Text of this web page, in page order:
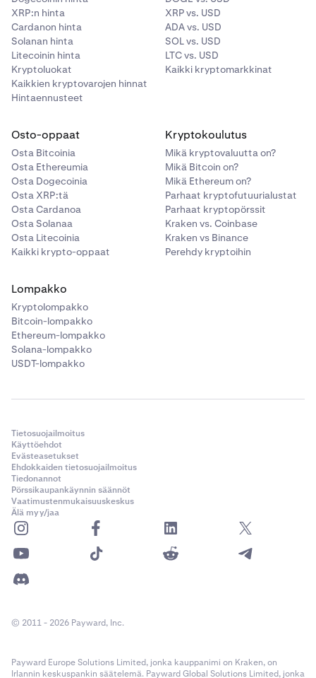
XRP:n hinta
Cardanon hinta
Solanan hinta
Litecoinin hinta
Kryptoluokat
Kaikkien kryptovarojen hinnat
Hintaennusteet
XRP vs. USD
ADA vs. USD
SOL vs. USD
LTC vs. USD
Kaikki kryptomarkkinat
Osto-oppaat
Osta Bitcoinia
Osta Ethereumia
Osta Dogecoinia
Osta XRP:tä
Osta Cardanoa
Osta Solanaa
Osta Litecoinia
Kaikki krypto-oppaat
Kryptokoulutus
Mikä kryptovaluutta on?
Mikä Bitcoin on?
Mikä Ethereum on?
Parhaat kryptofutuurialustat
Parhaat kryptopörssit
Kraken vs. Coinbase
Kraken vs Binance
Perehdy kryptoihin
Lompakko
Kryptolompakko
Bitcoin-lompakko
Ethereum-lompakko
Solana-lompakko
USDT-lompakko
Tietosuojailmoitus
Käyttöehdot
Evästeasetukset
Ehdokkaiden tietosuojailmoitus
Tiedonannot
Pörssikaupankäynnin säännöt
Vaatimustenmukaisuuskeskus
Älä myy/jaa
© 2011 - 2026 Payward, Inc.
Payward Europe Solutions Limited, jonka kauppanimi on Kraken, on
Irlannin keskuspankin säätelemä. Payward Global Solutions Limited, jonka